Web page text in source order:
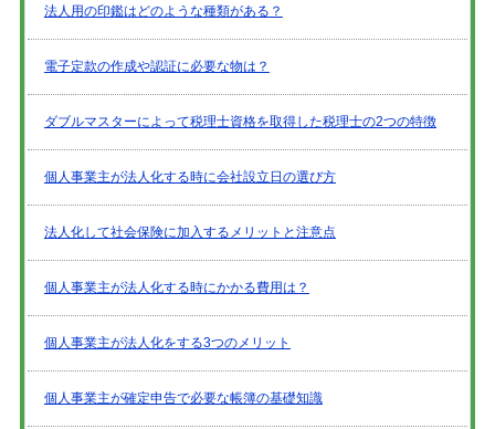
法人用の印鑑はどのような種類がある？
電子定款の作成や認証に必要な物は？
ダブルマスターによって税理士資格を取得した税理士の2つの特徴
個人事業主が法人化する時に会社設立日の選び方
法人化して社会保険に加入するメリットと注意点
個人事業主が法人化する時にかかる費用は？
個人事業主が法人化をする3つのメリット
個人事業主が確定申告で必要な帳簿の基礎知識